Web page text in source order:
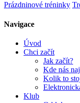
Prázdninové tréninky
Navigace
Úvod
Chci začít
Jak začít?
Kde nás
Kolik to
Klub